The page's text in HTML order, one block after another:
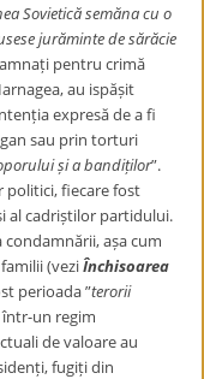
Sovietică semăna cu o
jurăminte de sărăcie
pentru crimă
au ispășit
expresă de a fi
sau prin torturi
și a bandiților”.
politici, fiecare fost
al cadriștilor partidului.
așa cum
(veziÎnchisoarea
perioada ”terorii
într-un regim
de valoare au
fugiți din